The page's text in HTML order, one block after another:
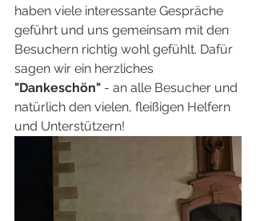
haben viele interessante Gespräche
geführt und uns gemeinsam mit den
Besuchern richtig wohl gefühlt. Dafür
sagen wir ein herzliches
"Dankeschön" - an alle Besucher und
natürlich den vielen, fleißigen Helfern
und Unterstützern!